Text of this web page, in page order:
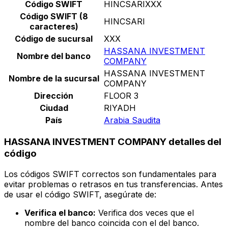
Código SWIFT
HINCSARIXXX
Código SWIFT (8
caracteres)
HINCSARI
Código de sucursal
XXX
Nombre del banco
HASSANA INVESTMENT
COMPANY
Nombre de la sucursal HASSANA INVESTMENT
COMPANY
Dirección
FLOOR 3
Ciudad
RIYADH
País
Arabia Saudita
HASSANA INVESTMENT COMPANY detalles del
código
Los códigos SWIFT correctos son fundamentales para
evitar problemas o retrasos en tus transferencias. Antes
de usar el código SWIFT, asegúrate de:
Verifica el banco: Verifica dos veces que el
nombre del banco coincida con el del banco.